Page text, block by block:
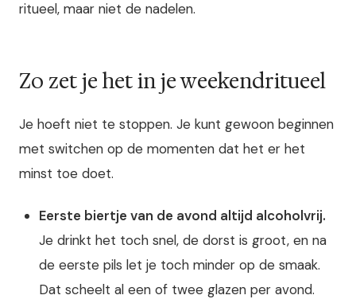
ritueel, maar niet de nadelen.
Zo zet je het in je weekendritueel
Je hoeft niet te stoppen. Je kunt gewoon beginnen
met switchen op de momenten dat het er het
minst toe doet.
Eerste biertje van de avond altijd alcoholvrij.
Je drinkt het toch snel, de dorst is groot, en na
de eerste pils let je toch minder op de smaak.
Dat scheelt al een of twee glazen per avond.